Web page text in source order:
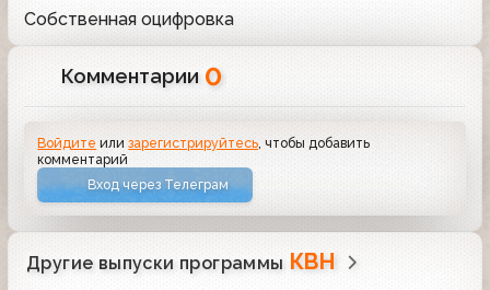
Собственная оцифровка
Комментарии 0
Войдите илизарегистрируйтесь , чтобы добавить
комментарий
Вход через Телеграм
Другие выпуски программы КВН